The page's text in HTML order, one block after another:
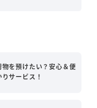
物を預けたい？安心＆便
サービス！